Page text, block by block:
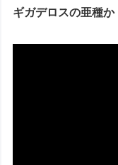
ギガデロスの亜種か